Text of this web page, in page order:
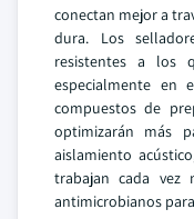
conectan mejor a
dura. Los
resistentes a los
especialmente en
compuestos de
optimizarán más
aislamiento
trabajan cada vez
antimicrobianos